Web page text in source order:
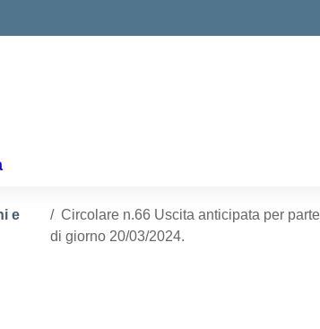
e
Circolare n.66 Uscita anticipata per
di giorno 20/03/2024.